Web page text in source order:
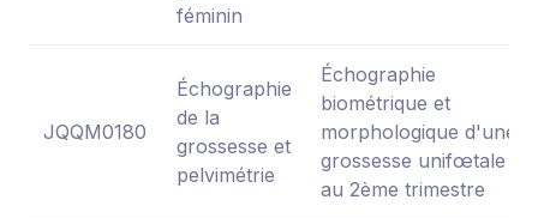
féminin
JQQM0180
Échographie
de la
grossesse et
pelvimétrie
Échographie
biométrique et
morphologique d'une
grossesse unifœtale
au 2ème trimestre